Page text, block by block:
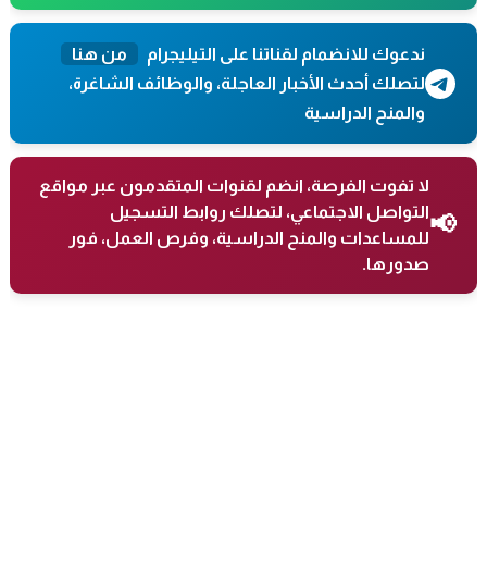
ندعوك للانضمام لقناتنا على التيليجرام
من هنا
لتصلك أحدث الأخبار العاجلة، والوظائف الشاغرة،
والمنح الدراسية
📢
لا تفوت الفرصة، انضم لقنوات المتقدمون عبر مواقع
التواصل الاجتماعي، لتصلك روابط التسجيل
للمساعدات والمنح الدراسية، وفرص العمل، فور
صدورها.